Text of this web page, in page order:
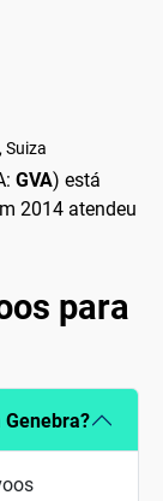
Suiza
GVA) está
2014 atendeu
para